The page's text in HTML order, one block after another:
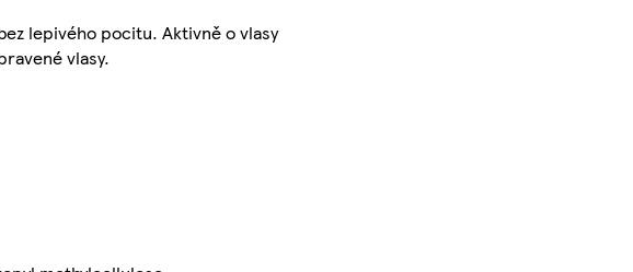
lepivého pocitu. Aktivně o vlasy
vlasy.